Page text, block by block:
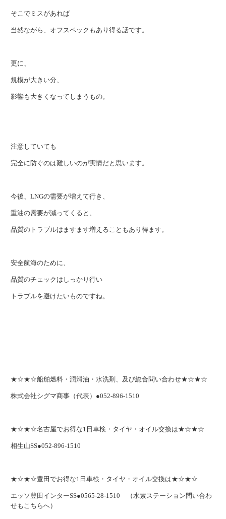
そこでミスがあれば
当然ながら、オフスペックもあり得る話です。
更に、
規模が大きい分、
影響も大きくなってしまうもの。
注意していても
完全に防ぐのは難しいのが実情だと思います。
今後、LNGの需要が増えて行き、
重油の需要が減ってくると、
品質のトラブルはますます増えることもあり得ます。
安全航海のために、
品質のチェックはしっかり行い
トラブルを避けたいものですね。
★☆★☆船舶燃料・潤滑油・水洗剤、及び総合問い合わせ★☆★☆
株式会社シグマ商事（代表）●052-896-1510
★☆★☆名古屋でお得な1日車検・タイヤ・オイル交換は★☆★☆
相生山SS●052-896-1510
★☆★☆豊田でお得な1日車検・タイヤ・オイル交換は★☆★☆
エッソ豊田インターSS●0565-28-1510 （水素ステーション問い合わ
せもこちらへ）